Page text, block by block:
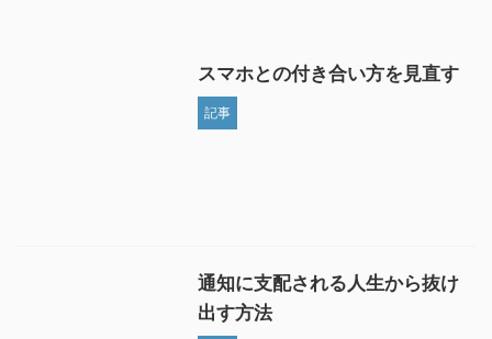
スマホとの付き合い方を見直す
記事
通知に支配される人生から抜け
出す方法